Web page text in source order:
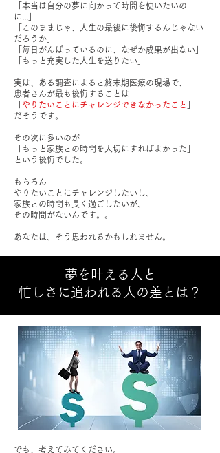
「本当は自分の夢に向かって時間を使いたいの
に...」
「このままじゃ、人生の最後に後悔するんじゃない
だろうか」
「毎日がんばっているのに、なぜか成果が出ない」
「もっと充実した人生を送りたい」
実は、ある調査によると終末期医療の現場で、
患者さんが最も後悔することは
やりたいことにチャレンジできなかったこと
だそうです。
その次に多いのが
「もっと家族との時間を大切にすればよかった」
という後悔でした。
もちろん
やりたいことにチャレンジしたいし、
家族との時間も長く過ごしたいが、
その時間がないんです。。
あなたは、そう思われるかもしれません。
夢を叶える人と
忙しさに追われる人の差とは？
でも、考えてみてください。